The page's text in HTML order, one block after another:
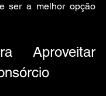
ser a melhor opção
Aproveitar